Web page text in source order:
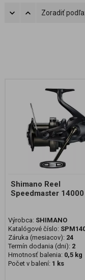
Zoradiť podľa:
Shimano Reel
Speedmaster 14000
Výrobca: SHIMANO
Katalógové číslo:
Záruka (mesiacov): 24
Termín dodania (dni): 2
Hmotnosť balenia: 0,5 kg
Počet v balení: 1 ks